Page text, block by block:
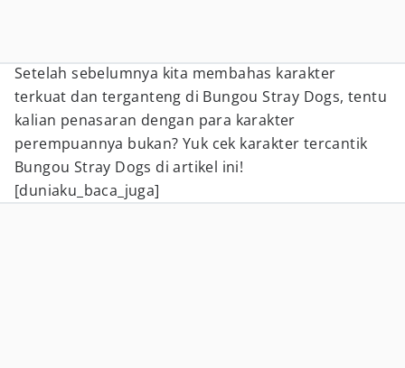
Setelah sebelumnya kita membahas karakter
terkuat dan terganteng di Bungou Stray Dogs, tentu
kalian penasaran dengan para karakter
perempuannya bukan? Yuk cek karakter tercantik
Bungou Stray Dogs di artikel ini!
[duniaku_baca_juga]